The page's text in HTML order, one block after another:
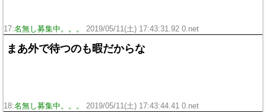
17:名無し募集中。。。 2019/05/11(土) 17:43:31.92 0.net
まあ外で待つのも暇だからな
18:名無し募集中。。。 2019/05/11(土) 17:43:44.41 0.net